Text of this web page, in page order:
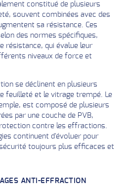
constitué de plusieurs
souvent combinées avec des
sa résistance. Ces
des normes spécifiques,
résistance, qui évalue leur
niveaux de force et
se déclinent en plusieurs
feuilleté et le vitrage trempé. Le
est composé de plusieurs
par une couche de PVB,
contre les effractions.
continuent d'évoluer pour
toujours plus efficaces et
ANTI-EFFRACTION